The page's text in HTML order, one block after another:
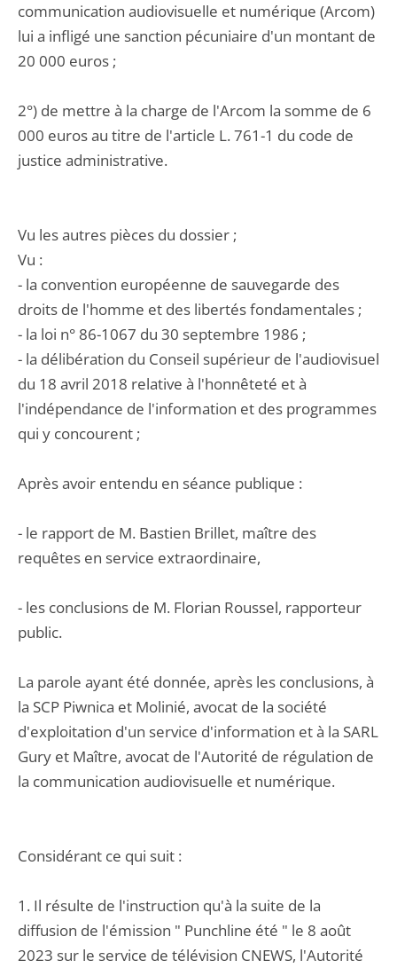
communication audiovisuelle et numérique (Arcom)
lui a infligé une sanction pécuniaire d'un montant de
20 000 euros ;
2°) de mettre à la charge de l'Arcom la somme de 6
000 euros au titre de l'article L. 761-1 du code de
justice administrative.
Vu les autres pièces du dossier ;
Vu :
- la convention européenne de sauvegarde des
droits de l'homme et des libertés fondamentales ;
- la loi n° 86-1067 du 30 septembre 1986 ;
- la délibération du Conseil supérieur de l'audiovisuel
du 18 avril 2018 relative à l'honnêteté et à
l'indépendance de l'information et des programmes
qui y concourent ;
Après avoir entendu en séance publique :
- le rapport de M. Bastien Brillet, maître des
requêtes en service extraordinaire,
- les conclusions de M. Florian Roussel, rapporteur
public.
La parole ayant été donnée, après les conclusions, à
la SCP Piwnica et Molinié, avocat de la société
d'exploitation d'un service d'information et à la SARL
Gury et Maître, avocat de l'Autorité de régulation de
la communication audiovisuelle et numérique.
Considérant ce qui suit :
1. Il résulte de l'instruction qu'à la suite de la
diffusion de l'émission " Punchline été " le 8 août
2023 sur le service de télévision CNEWS, l'Autorité